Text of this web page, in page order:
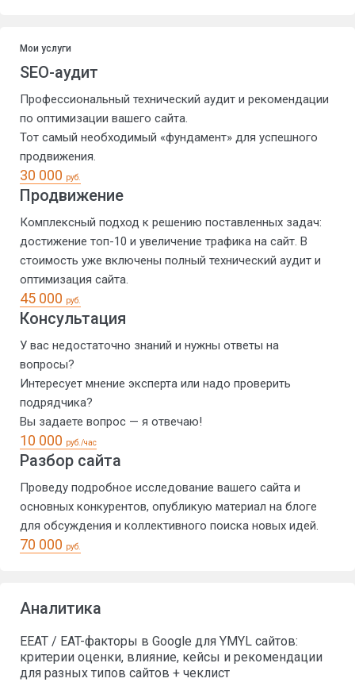
Мои услуги
SEO-аудит
Профессиональный технический аудит и рекомендации
по оптимизации вашего сайта.
Тот самый необходимый «фундамент» для успешного
продвижения.
30 000 руб.
Продвижение
Комплексный подход к решению поставленных задач:
достижение топ-10 и увеличение трафика на сайт. В
стоимость уже включены полный технический аудит и
оптимизация сайта.
45 000 руб.
Консультация
У вас недостаточно знаний и нужны ответы на
вопросы?
Интересует мнение эксперта или надо проверить
подрядчика?
Вы задаете вопрос — я отвечаю!
10 000 руб./час
Разбор сайта
Проведу подробное исследование вашего сайта и
основных конкурентов, опубликую материал на блоге
для обсуждения и коллективного поиска новых идей.
70 000 руб.
Аналитика
EEAT / EAT-факторы в Google для YMYL сайтов:
критерии оценки, влияние, кейсы и рекомендации
для разных типов сайтов + чеклист